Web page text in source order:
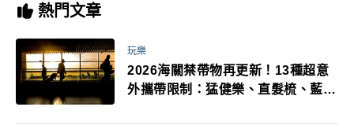
熱門文章
玩樂
2026海關禁帶物再更新！13種超意
外攜帶限制：猛健樂、直髮梳、藍牙
萬！注意事項一次看！